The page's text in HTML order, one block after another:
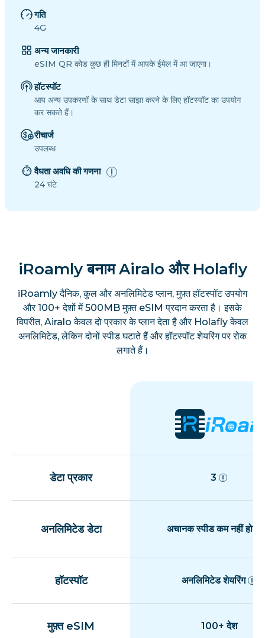
गति
4G
अन्य जानकारी
eSIM QR कोड कुछ ही मिनटों में आपके ईमेल में आ जाएगा।
हॉटस्पॉट
आप अन्य उपकरणों के साथ डेटा साझा करने के लिए हॉटस्पॉट का उपयोग
कर सकते हैं।
रीचार्ज
उपलब्ध
वैधता अवधि की गणना
24 घंटे
iRoamly बनाम Airalo और Holafly
iRoamly दैनिक, कुल और अनलिमिटेड प्लान, मुफ़्त हॉटस्पॉट उपयोग
और 100+ देशों में 500MB मुफ़्त eSIM प्रदान करता है। इसके
विपरीत, Airalo केवल दो प्रकार के प्लान देता है और Holafly केवल
अनलिमिटेड, लेकिन दोनों स्पीड घटाते हैं और हॉटस्पॉट शेयरिंग पर रोक
लगाते हैं।
डेटा प्रकार 3
अनलिमिटेड डेटा अचानक स्पीड कम नहीं होती
हॉटस्पॉट अनलिमिटेड शेयरिंग
मुफ़्त eSIM 100+ देश